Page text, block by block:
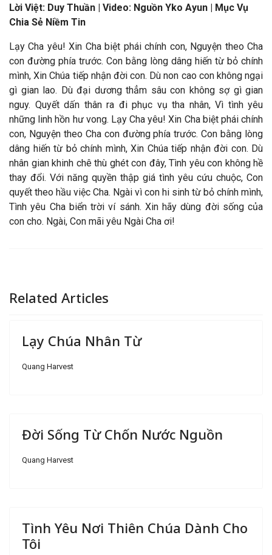
Lời Việt: Duy Thuần | Video: Nguồn Yko Ayun | Mục Vụ
Chia Sẻ Niềm Tin
Lạy Cha yêu! Xin Cha biệt phái chính con, Nguyện theo Cha
con đường phía trước. Con bằng lòng dâng hiến từ bỏ chính
mình, Xin Chúa tiếp nhận đời con. Dù non cao con không ngại
gì gian lao. Dù đại dương thẳm sâu con không sợ gì gian
nguy. Quyết dấn thân ra đi phục vụ tha nhân, Vì tình yêu
những linh hồn hư vong. Lạy Cha yêu! Xin Cha biệt phái chính
con, Nguyện theo Cha con đường phía trước. Con bằng lòng
dâng hiến từ bỏ chính mình, Xin Chúa tiếp nhận đời con. Dù
nhân gian khinh chê thù ghét con đây, Tình yêu con không hề
thay đổi. Với năng quyền thập giá tình yêu cứu chuộc, Con
quyết theo hầu việc Cha. Ngài vì con hi sinh từ bỏ chính mình,
Tình yêu Cha biển trời ví sánh. Xin hãy dùng đời sống của
con cho. Ngài, Con mãi yêu Ngài Cha ơi!
Related Articles
Lạy Chúa Nhân Từ
Quang Harvest
Đời Sống Từ Chốn Nước Nguồn
Quang Harvest
Tình Yêu Nơi Thiên Chúa Dành Cho
Tôi